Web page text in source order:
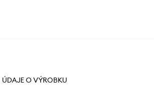
ÚDAJE O VÝROBKU